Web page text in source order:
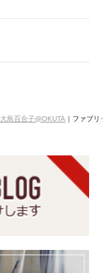
大島百合子@OKUTA ｜ ファブリ